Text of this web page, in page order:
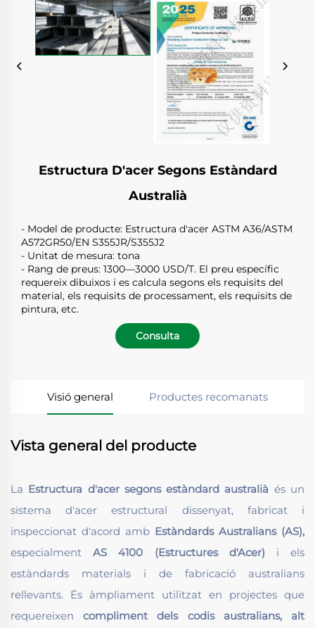
Estructura D'acer Segons Estàndard
Australià
- Model de producte: Estructura d'acer ASTM A36/ASTM
A572GR50/EN S355JR/S355J2
- Unitat de mesura: tona
- Rang de preus: 1300—3000 USD/T. El preu específic
requereix dibuixos i es calcula segons els requisits del
material, els requisits de processament, els requisits de
pintura, etc.
Consulta
Visió general Productes recomanats
Vista general del producte
La Estructura d'acer segons estàndard australià és un
sistema d'acer estructural dissenyat, fabricat i
inspeccionat d'acord amb Estàndards Australians (AS),
especialmentAS 4100 (Estructures d'Acer) i els
estàndards materials i de fabricació australians
rellevants. És àmpliament utilitzat en projectes que
requereixencompliment dels codis australians, alt